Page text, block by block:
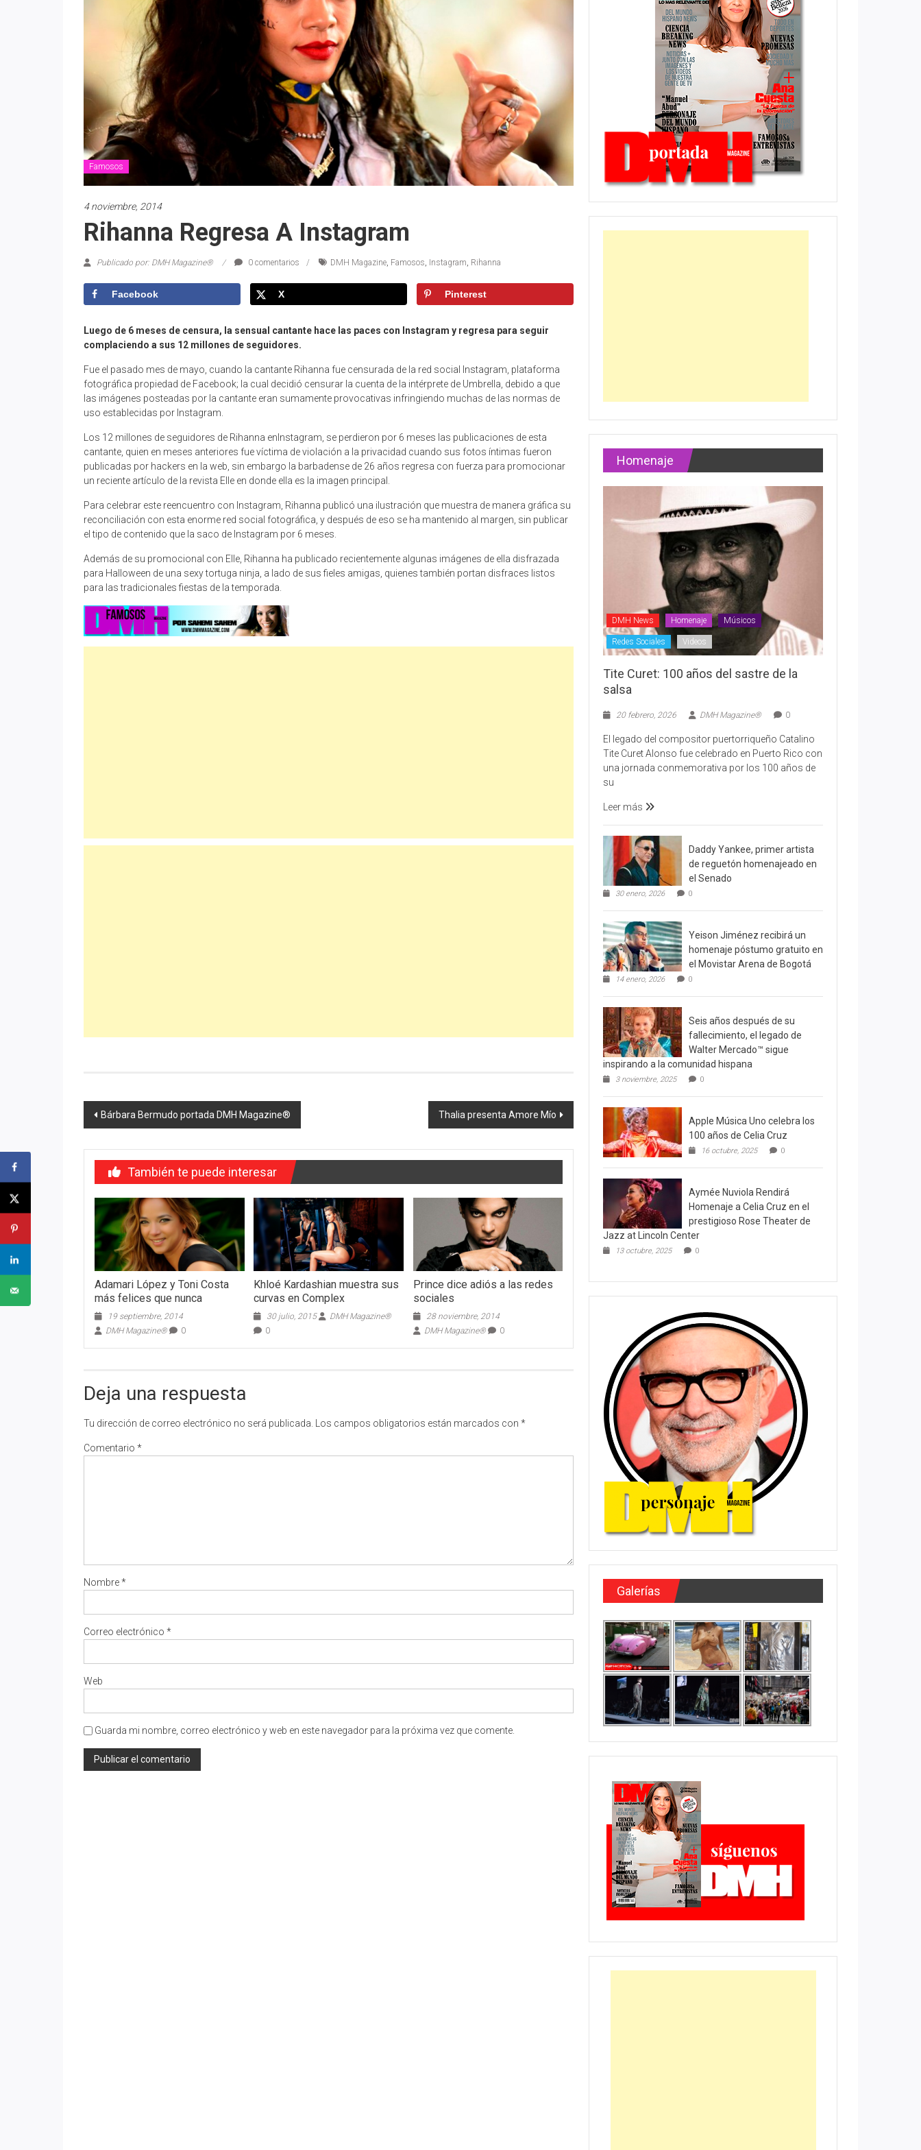
Famosos
4 noviembre, 2014
Rihanna Regresa A Instagram
Publicado por: DMH Magazine® 0 comentarios DMH Magazine, Famosos, Instagram, Rihanna
Facebook X Pinterest
Luego de 6 meses de censura, la sensual cantante hace las paces con Instagram y regresa para seguir
complaciendo a sus 12 millones de seguidores.
Fue el pasado mes de mayo, cuando la cantante Rihanna fue censurada de la red social Instagram, plataforma
fotográfica propiedad de Facebook; la cual decidió censurar la cuenta de la intérprete de Umbrella, debido a que
las imágenes posteadas por la cantante eran sumamente provocativas infringiendo muchas de las normas de
uso establecidas por Instagram.
Los 12 millones de seguidores de Rihanna enInstagram, se perdieron por 6 meses las publicaciones de esta
cantante, quien en meses anteriores fue víctima de violación a la privacidad cuando sus fotos íntimas fueron
publicadas por hackers en la web, sin embargo la barbadense de 26 años regresa con fuerza para promocionar
un reciente artículo de la revista Elle en donde ella es la imagen principal.
Para celebrar este reencuentro con Instagram, Rihanna publicó una ilustración que muestra de manera gráfica su
reconciliación con esta enorme red social fotográfica, y después de eso se ha mantenido al margen, sin publicar
el tipo de contenido que la saco de Instagram por 6 meses.
Además de su promocional con Elle, Rihanna ha publicado recientemente algunas imágenes de ella disfrazada
para Halloween de una sexy tortuga ninja, a lado de sus fieles amigas, quienes también portan disfraces listos
para las tradicionales fiestas de la temporada.
Navegación
entradas
Bárbara Bermudo portada DMH Magazine® Thalia presenta Amore Mío
También te puede interesar
Adamari López y Toni Costa
más felices que nunca
19 septiembre, 2014
DMH Magazine®
0
Khloé Kardashian muestra sus
curvas en Complex
30 julio, 2015
DMH Magazine®
0
Prince dice adiós a las redes
sociales
28 noviembre, 2014
DMH Magazine®
0
Deja una respuesta
Tu dirección de correo electrónico no será publicada. Los campos obligatorios están marcados con *
Comentario *
Nombre*
Correo electrónico *
Web
Guarda mi nombre, correo electrónico y web en este navegador para la próxima vez que comente.
Homenaje
DMH News Homenaje Músicos
Redes Sociales Videos
Tite Curet: 100 años del sastre de la
salsa
20 febrero, 2026 DMH Magazine® 0
El legado del compositor puertorriqueño Catalino
Tite Curet Alonso fue celebrado en Puerto Rico con
una jornada conmemorativa por los 100 años de
su
Leer más
Daddy Yankee, primer artista
de reguetón homenajeado en
el Senado
30 enero, 2026 0
Yeison Jiménez recibirá un
homenaje póstumo gratuito en
el Movistar Arena de Bogotá
14 enero, 2026 0
Seis años después de su
fallecimiento, el legado de
Walter Mercado™ sigue
inspirando a la comunidad hispana
3 noviembre, 2025 0
Apple Música Uno celebra los
100 años de Celia Cruz
16 octubre, 2025 0
Aymée Nuviola Rendirá
Homenaje a Celia Cruz en el
prestigioso Rose Theater de
Jazz at Lincoln Center
13 octubre, 2025 0
Galerías